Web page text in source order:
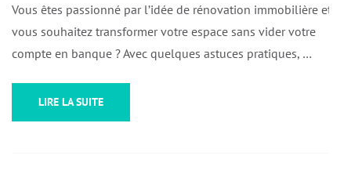
Vous êtes passionné par l’idée de rénovation immobilière et
vous souhaitez transformer votre espace sans vider votre
compte en banque ? Avec quelques astuces pratiques, …
LIRE LA SUITE